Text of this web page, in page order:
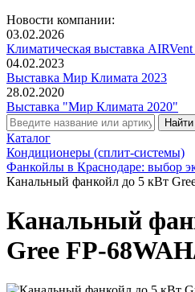
Новости компании:
03.02.2026
Климатическая выставка AIRVent
04.02.2023
Выставка Мир Климата 2023
28.02.2020
Выставка "Мир Климата 2020"
Каталог
Кондиционеры (сплит-системы)
Фанкойлы в Краснодаре: выбор
Канальный фанкойл до 5 кВт
Канальный
Gree FP-